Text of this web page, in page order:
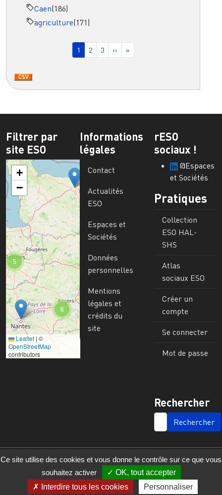
Caen(186)
agriculture(171)
Page courante
1 Page
2 Page
3 Page suivante
›› Dernière page
»
Filtrer par
site ESO
6
5
+
−
Leaflet | ©
OpenStreetMap
contributors
Informations
légales
Contact
Actualités
ESO
Espaces et
Sociétés
Données
personnelles
Mentions
légales et
crédits du
site
rESO
sociaux !
@Espaces
et Sociétés
Pratiques
Collection
ESO HAL-
SHS
Atlas
sociaux ESO
Créer un
compte
Se connecter
Mot de passe
Rechercher
SEARCH
Ce site utilise des cookies et vous donne le contrôle sur ce que vous
souhaitez activer
OK, tout accepter
Interdire tous les cookies
Personnaliser